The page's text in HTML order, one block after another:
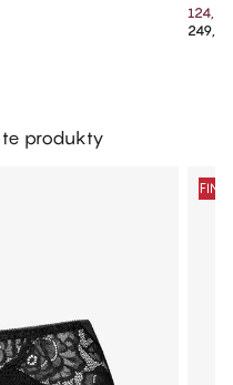
124,99
249,99
te produkty